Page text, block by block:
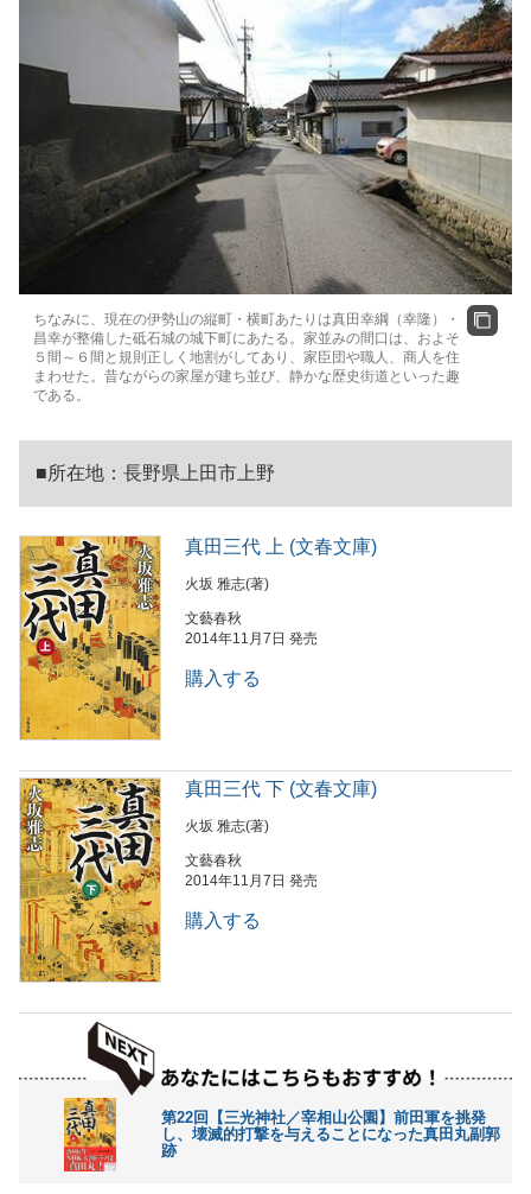
ちなみに、現在の伊勢山の縦町・横町あたりは真田幸綱（幸隆）・
昌幸が整備した砥石城の城下町にあたる。家並みの間口は、およそ
５間～６間と規則正しく地割がしてあり、家臣団や職人、商人を住
まわせた。昔ながらの家屋が建ち並び、静かな歴史街道といった趣
である。
■所在地：長野県上田市上野
真田三代 上 (文春文庫)
火坂 雅志(著)
文藝春秋
2014年11月7日 発売
購入する
真田三代 下 (文春文庫)
火坂 雅志(著)
文藝春秋
2014年11月7日 発売
購入する
第22回【三光神社／宰相山公園】前田軍を挑発
し、壊滅的打撃を与えることになった真田丸副郭
跡